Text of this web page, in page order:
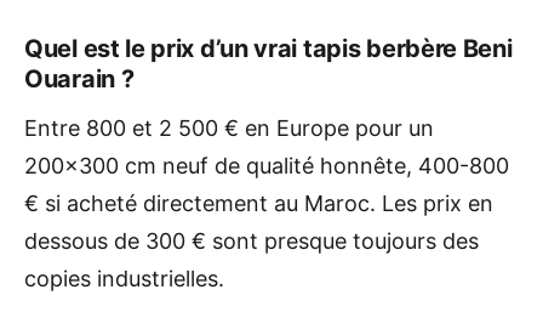
Quel est le prix d’un vrai tapis berbère Beni
Ouarain ?
Entre 800 et 2 500 € en Europe pour un
200×300 cm neuf de qualité honnête, 400-800
€ si acheté directement au Maroc. Les prix en
dessous de 300 € sont presque toujours des
copies industrielles.